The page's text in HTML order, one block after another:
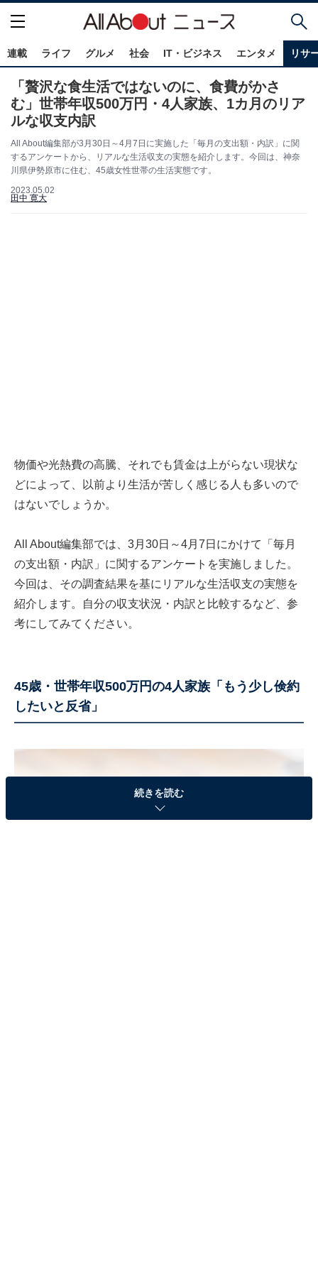
連載 ライフ グルメ 社会 IT・ビジネス エンタメ リサ
「贅沢な食生活ではないのに、食費がかさ
む」世帯年収500万円・4人家族、1カ月のリア
ルな収支内訳
All About編集部が3月30日～4月7日に実施した「毎月の支出額・内訳」に関
するアンケートから、リアルな生活収支の実態を紹介します。今回は、神奈
川県伊勢原市に住む、45歳女性世帯の生活実態です。
2023.05.02
田中 寛大
物価や光熱費の高騰、それでも賃金は上がらない現状な
どによって、以前より生活が苦しく感じる人も多いので
はないでしょうか。
All About編集部では、3月30日～4月7日にかけて「毎月
の支出額・内訳」に関するアンケートを実施しました。
今回は、その調査結果を基にリアルな生活収支の実態を
紹介します。自分の収支状況・内訳と比較するなど、参
考にしてみてください。
45歳・世帯年収500万円の4人家族「もう少し倹約
したいと反省」
続きを読む